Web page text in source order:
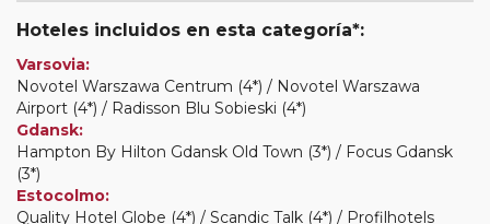
Hoteles incluidos en esta categoría*:
Varsovia:
Novotel Warszawa Centrum (4*) / Novotel Warszawa
Airport (4*) / Radisson Blu Sobieski (4*)
Gdansk:
Hampton By Hilton Gdansk Old Town (3*) / Focus Gdansk
(3*)
Estocolmo:
Quality Hotel Globe (4*) / Scandic Talk (4*) / Profilhotels